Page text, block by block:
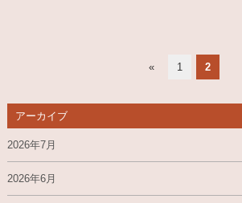
« 1 2
アーカイブ
2026年7月
2026年6月